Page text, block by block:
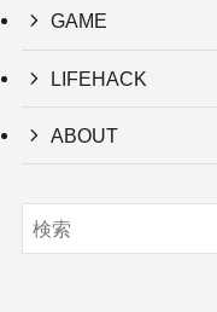
GAME
LIFEHACK
ABOUT